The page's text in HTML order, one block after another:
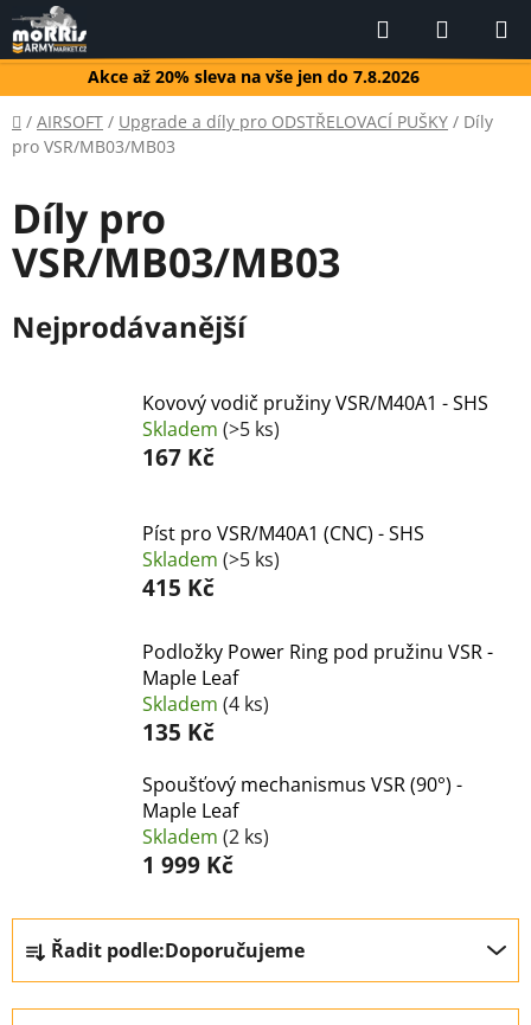
Přejít
na
obsah
Akce až 20% sleva na vše jen do 7.8.2026
Hledat
KOŠÍK
Domů
/ AIRSOFT / Upgrade a díly pro ODSTŘELOVACÍ PUŠKY / Díly
pro VSR/MB03/MB03
Díly pro
VSR/MB03/MB03
Nejprodávanější
Kovový vodič pružiny VSR/M40A1 - SHS
Skladem (>5 ks)
167 Kč
Píst pro VSR/M40A1 (CNC) - SHS
Skladem (>5 ks)
415 Kč
Podložky Power Ring pod pružinu VSR -
Maple Leaf
Skladem (4 ks)
135 Kč
Spoušťový mechanismus VSR (90°) -
Maple Leaf
Skladem (2 ks)
1 999 Kč
Ř
a
z
Řadit podle:Doporučujeme